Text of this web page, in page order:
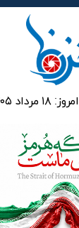
امروز: ۱۸ مرداد ۱۴۰۵